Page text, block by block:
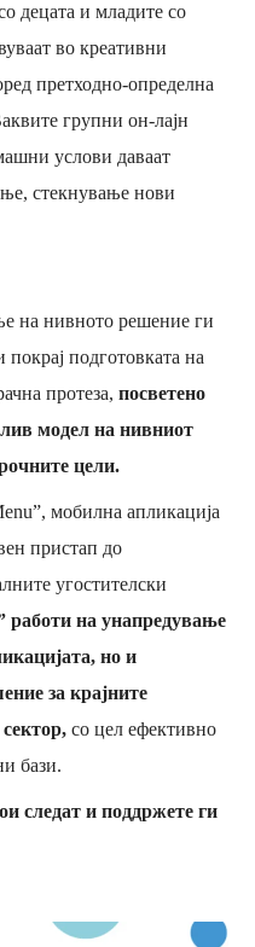
децата и младите со
во креативни
претходно-определна
групни он-лајн
услови даваат
стекнување нови
на нивното решение ги
покрај подготовката на
протеза,посветено
модел на нивниот
цели.
мобилна апликација
пристап до
угостителски
работи на унапредување
но и
за крајните
сектор,со цел ефективно
бази.
следат и поддржете ги